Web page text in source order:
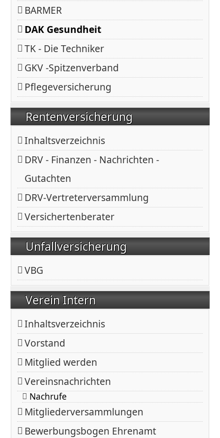
BARMER
DAK Gesundheit
TK - Die Techniker
GKV -Spitzenverband
Pflegeversicherung
Rentenversicherung
Inhaltsverzeichnis
DRV - Finanzen - Nachrichten -
Gutachten
DRV-Vertreterversammlung
Versichertenberater
Unfallversicherung
VBG
Verein Intern
Inhaltsverzeichnis
Vorstand
Mitglied werden
Vereinsnachrichten
Nachrufe
Mitgliederversammlungen
Bewerbungsbogen Ehrenamt